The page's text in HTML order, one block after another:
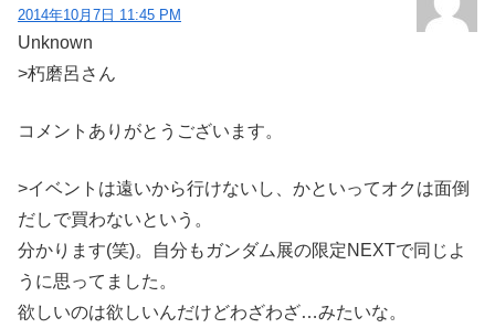
2014年10月7日 11:45 PM
Unknown
>朽磨呂さん
コメントありがとうございます。
>イベントは遠いから行けないし、かといってオクは面倒
だしで買わないという。
分かります(笑)。自分もガンダム展の限定NEXTで同じよ
うに思ってました。
欲しいのは欲しいんだけどわざわざ…みたいな。